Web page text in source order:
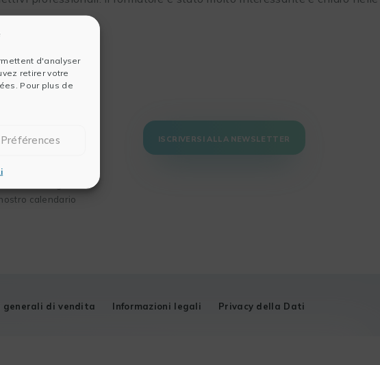
d'analyser
retirer votre
Pour plus de
Préférences
metodo
calendario
ISCRIVERSI ALLA NEWSLETTER
generali di vendita Informazioni legali Privacy della Dati